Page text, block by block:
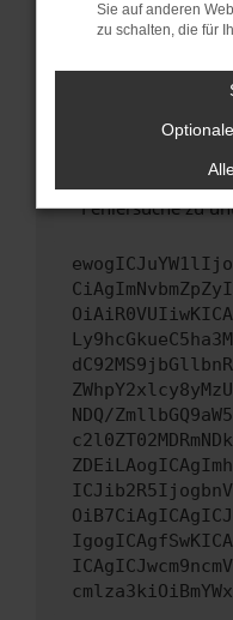
führen, dass
unterstützt
Wende dich an
Wenn du alle
hast, kontaktiere
uns diesen Text
Fehlersuche zu
NDQ/
Sie auf anderen
zu schalten, die für